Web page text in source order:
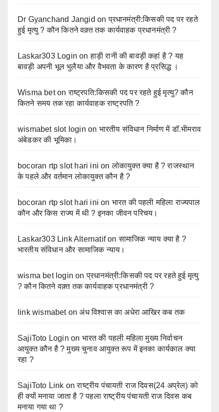
Dr Gyanchand Jangid onप्रधानमंत्री:किसकी पद पर रहते
हुई मृत्यु ? कौन कितने वक़्त तक कार्यवाहक प्रधानमंत्री ?
Laskar303 Login onहाड़ी रानी की बावड़ी कहां है ? यह
बावड़ी अपनी भूल भुलैया और वैभवता के कारण है प्रसिद्ध ।
Wisma betonराष्ट्रपति:किसकी पद पर रहते हुई मृत्यु? कौन
कितने समय तक रहा कार्यवाहक राष्ट्रपति ?
wismabet slot login on भारतीय संविधान निर्माण में डॉ.भीमराव
अंबेडकर की भूमिका।
bocoran rtp slot hari ini onलोकायुक्त क्या है ? राजस्थान
के पहले और वर्तमान लोकायुक्त कौन है ?
bocoran rtp slot hari ini on भारत की पहली महिला राज्यपाल
कौन और किस राज्य में थी ? इनका जीवन परिचय।
Laskar303 Link Alternatifonसामाजिक न्याय क्या है ?
भारतीय संविधान और सामाजिक न्याय।
wisma bet login onप्रधानमंत्री:किसकी पद पर रहते हुई मृत्यु
? कौन कितने वक़्त तक कार्यवाहक प्रधानमंत्री ?
link wismabetonअंध विश्वास का अधेरा आखिर कब तक
SajiToto Login on भारत की पहली महिला मुख्य निर्वाचन
आयुक्त कौन है ? मुख्य चुनाव आयुक्त रूप में इनका कार्यकाल क्या
रहा ?
SajiToto Link onराष्ट्रीय पंचायती राज दिवस(24 अप्रेल) को
ही क्यों मनाया जाता है ? पहला राष्ट्रीय पंचायती राज दिवस कब
मनाया गया था ?